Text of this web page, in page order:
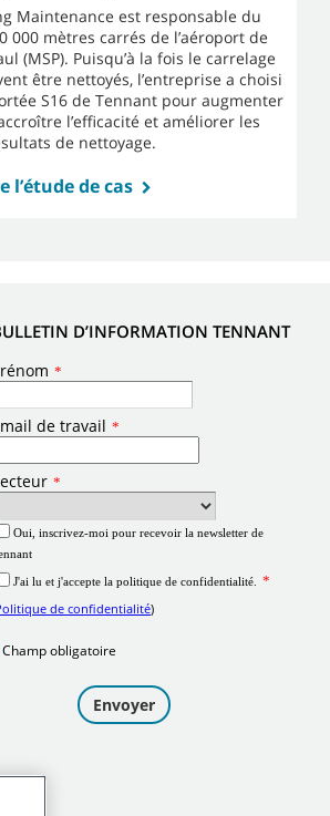
Maintenance est responsable du
000 mètres carrés de l’aéroport de
(MSP). Puisqu’à la fois le carrelage
être nettoyés, l’entreprise a choisi
S16 de Tennant pour augmenter
l’efficacité et améliorer les
de nettoyage.
l’étude de cas
D’INFORMATION TENNANT